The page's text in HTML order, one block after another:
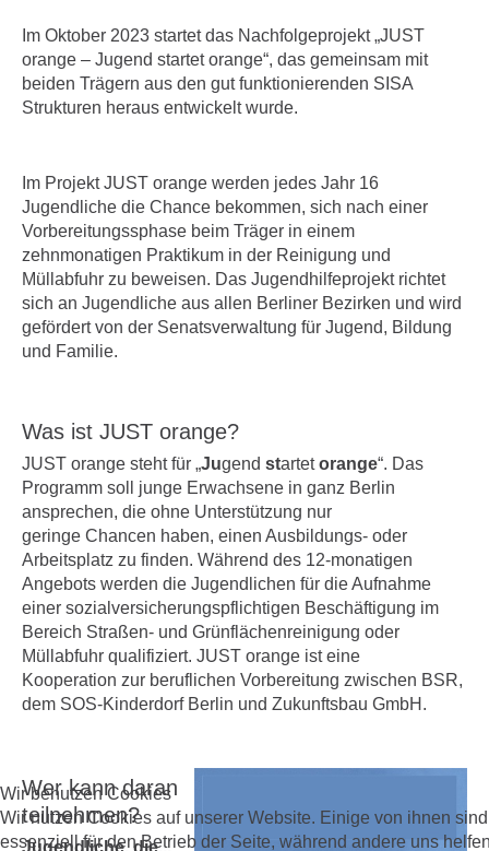
Im Oktober 2023 startet das Nachfolgeprojekt „JUST
orange – Jugend startet orange“, das gemeinsam mit
beiden Trägern aus den gut funktionierenden SISA
Strukturen heraus entwickelt wurde.
Im Projekt JUST orange werden jedes Jahr 16
Jugendliche die Chance bekommen, sich nach einer
Vorbereitungssphase beim Träger in einem
zehnmonatigen Praktikum in der Reinigung und
Müllabfuhr zu beweisen. Das Jugendhilfeprojekt richtet
sich an Jugendliche aus allen Berliner Bezirken und wird
gefördert von der Senatsverwaltung für Jugend, Bildung
und Familie.
Was ist JUST orange?
JUST orange steht für „Jugend startetorange“. Das
Programm soll junge Erwachsene in ganz Berlin
ansprechen, die ohne Unterstützung nur
geringe Chancen haben, einen Ausbildungs- oder
Arbeitsplatz zu finden. Während des 12-monatigen
Angebots werden die Jugendlichen für die Aufnahme
einer sozialversicherungspflichtigen Beschäftigung im
Bereich Straßen- und Grünflächenreinigung oder
Müllabfuhr qualifiziert. JUST orange ist eine
Kooperation zur beruflichen Vorbereitung zwischen BSR,
dem SOS-Kinderdorf Berlin und Zukunftsbau GmbH.
Wer kann daran
teilnehmen?
Jugendliche, die...
Wir benutzen Cookies
Wir nutzen Cookies auf unserer Website. Einige von ihnen sind
essenziell für den Betrieb der Seite, während andere uns